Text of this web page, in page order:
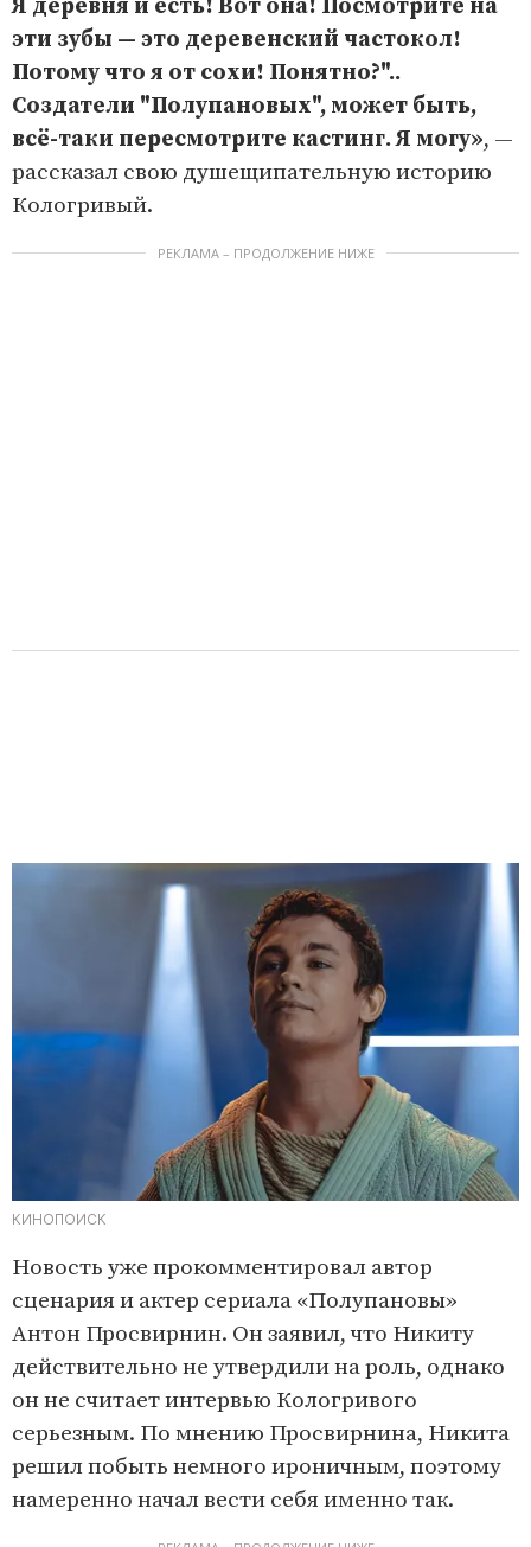
Я деревня и есть! Вот она! Посмотрите на
эти зубы — это деревенский частокол!
Потому что я от сохи! Понятно?"..
Создатели "Полупановых", может быть,
всё-таки пересмотрите кастинг. Я могу», —
рассказал свою душещипательную историю
Кологривый.
РЕКЛАМА – ПРОДОЛЖЕНИЕ НИЖЕ
КИНОПОИСК
Новость уже прокомментировал автор
сценария и актер сериала «Полупановы»
Антон Просвирнин. Он заявил, что Никиту
действительно не утвердили на роль, однако
он не считает интервью Кологривого
серьезным. По мнению Просвирнина, Никита
решил побыть немного ироничным, поэтому
намеренно начал вести себя именно так.